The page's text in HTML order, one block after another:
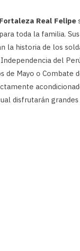
Fortaleza Real Felipe
toda la familia.
la historia de los
del
de Mayo o Combate
disfrutarán grandes